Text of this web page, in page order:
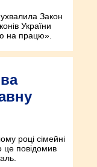
Закон
України
на працю».
році сімейні
це повідомив